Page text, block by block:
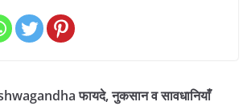
फायदे, नुकसान व सावधानियाँ